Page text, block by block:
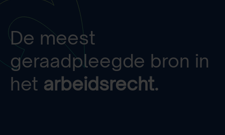
De meest
geraadpleegde bron in
het arbeidsrecht.